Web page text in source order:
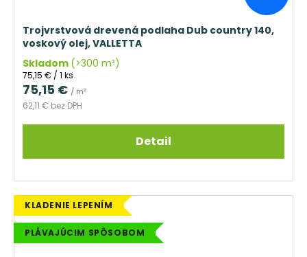
Trojvrstvová drevená podlaha Dub country 140,
voskový olej, VALLETTA
Skladom (>300 m²)
62,11 € bez DPH
75,15 € / m²
Jednotková
cena:
75,15 € / 1 ks
Detail
KLADENIE LEPENÍM
PLÁVAJÚCIM SPÔSOBOM